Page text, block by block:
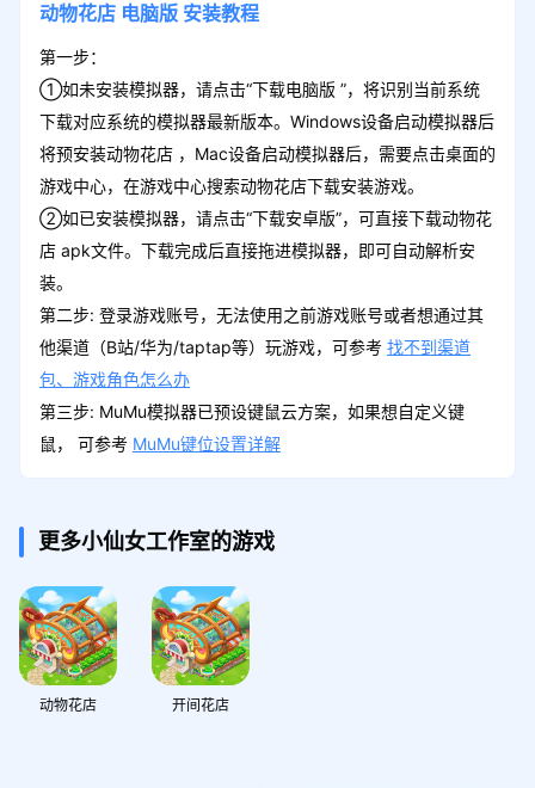
动物花店 电脑版 安装教程
第一步：
①如未安装模拟器，请点击“下载电脑版 ”，将识别当前系统
下载对应系统的模拟器最新版本。Windows设备启动模拟器后
将预安装动物花店 ，Mac设备启动模拟器后，需要点击桌面的
游戏中心，在游戏中心搜索动物花店下载安装游戏。
②如已安装模拟器，请点击“下载安卓版”，可直接下载动物花
店 apk文件。下载完成后直接拖进模拟器，即可自动解析安
装。
第二步: 登录游戏账号，无法使用之前游戏账号或者想通过其
他渠道（B站/华为/taptap等）玩游戏，可参考 找不到渠道
包、游戏角色怎么办
第三步: MuMu模拟器已预设键鼠云方案，如果想自定义键
鼠， 可参考 MuMu键位设置详解
更多小仙女工作室的游戏
动物花店 开间花店